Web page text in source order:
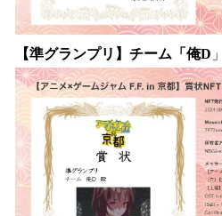
【準グランプリ】チーム「俺D 」